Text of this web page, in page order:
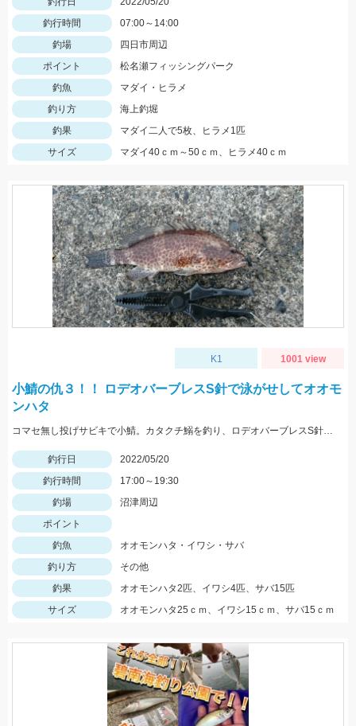
釣行時間
07:00～14:00
釣場
四日市周辺
ポイント
松名瀬フィッシングパーク
釣魚
マダイ・ヒラメ
釣り方
海上釣堀
釣果
マダイ二人で5枚、ヒラメ1匹
サイズ
マダイ40ｃｍ～50ｃｍ、ヒラメ40ｃｍ
K1 1001 view
小鯖の仇３！！ ロデオバーブレスS針で泳がせしてオオモ
ンハタ
コマセ無し投げサビキで小鯖。カタクチ鰯を釣り、ロデオバーブレスS針で泳がせしてオオモンハタ２匹ゲット。
釣行日
2022/05/20
釣行時間
17:00～19:30
釣場
沼津周辺
ポイント
釣魚
オオモンハタ・イワシ・サバ
釣り方
その他
釣果
オオモンハタ2匹、イワシ4匹、サバ15匹
サイズ
オオモンハタ25ｃｍ、イワシ15ｃｍ、サバ15ｃｍ